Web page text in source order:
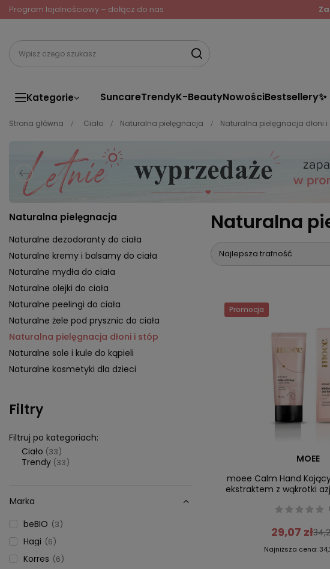
Program lojalnościowy – dołącz do nas
Kategorie SuncareTrendyK-BeautyNowościBestsellery✨
Strona główna Ciało Naturalna pielęgnacja Naturalna pielęgnacja dłoni i
Naturalna pielęgnacja
Naturalne dezodoranty do ciała
Naturalne kremy i balsamy do ciała
Naturalne mydła do ciała
Naturalne olejki do ciała
Naturalne peelingi do ciała
Naturalne żele pod prysznic do ciała
Naturalna pielęgnacja dłoni i stóp
Naturalne sole i kule do kąpieli
Naturalne kosmetyki dla dzieci
Filtry
Filtruj po kategoriach:
Ciało (33)
Trendy (33)
Marka
beBIO
3
Hagi 6
Korres 6
Naturalna
Najlepsza trafność
Promocja
MOEE
moee Calm Hand
ekstraktem z wąkrotki
29,07 zł
Najniższa cena: